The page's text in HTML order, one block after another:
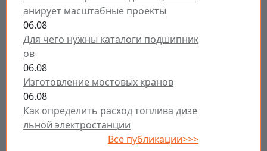
анирует масштабные проекты
06.08
Для чего нужны каталоги подшипник
ов
06.08
Изготовление мостовых кранов
06.08
Как определить расход топлива дизе
льной электростанции
Все публикации>>>